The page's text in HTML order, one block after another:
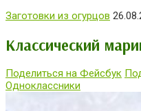
Заготовки из огурцов
Классический
Поделиться на Фейсбук
Одноклассники